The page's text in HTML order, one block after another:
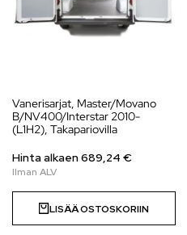
Vanerisarjat, Master/Movano
B/NV400/Interstar 2010-
(L1H2), Takapariovilla
Hinta alkaen689,24 €
LISÄÄ OSTOSKORIIN